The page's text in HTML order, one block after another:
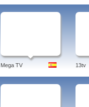
Mega TV 13tv